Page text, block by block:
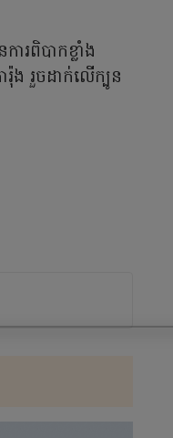
រពិបាកខ្លាំង
ង រួចដាក់លើក្បូន